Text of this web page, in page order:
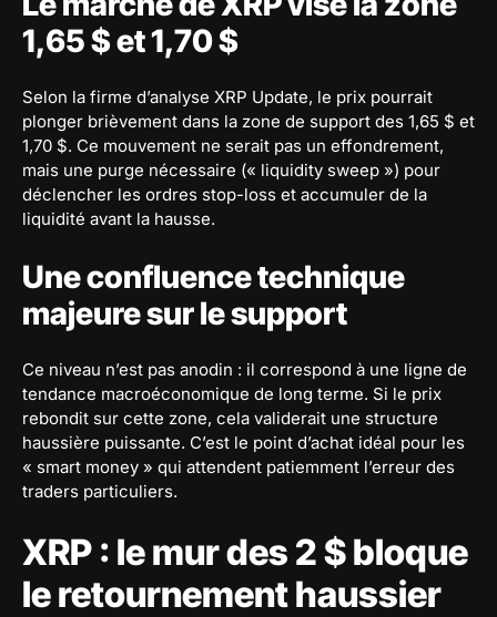
1,65 $ et 1,70 $
Selon la firme d’analyse XRP Update, le prix pourrait
plonger brièvement dans la zone de support des 1,65 $ et
1,70 $. Ce mouvement ne serait pas un effondrement,
mais une purge nécessaire (« liquidity sweep ») pour
déclencher les ordres stop-loss et accumuler de la
liquidité avant la hausse.
Une confluence technique
majeure sur le support
Ce niveau n’est pas anodin : il correspond à une ligne de
tendance macroéconomique de long terme. Si le prix
rebondit sur cette zone, cela validerait une structure
haussière puissante. C’est le point d’achat idéal pour les
« smart money » qui attendent patiemment l’erreur des
traders particuliers.
XRP : le mur des 2 $ bloque
le retournement haussier